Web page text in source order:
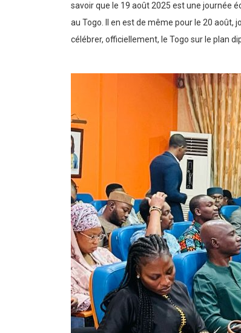
savoir que le 19 août 2025 est une journée
au Togo. Il en est de même pour le 20
célébrer, officiellement, le Togo sur le plan